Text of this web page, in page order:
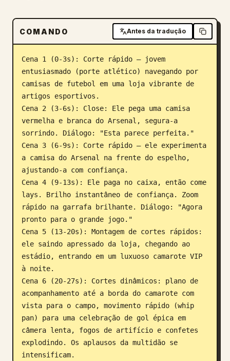
COMANDO Antes da tradução
Cena 1 (0-3s): Corte rápido — jovem
entusiasmado (porte atlético) navegando por
camisas de futebol em uma loja vibrante de
artigos esportivos.
Cena 2 (3-6s): Close: Ele pega uma camisa
vermelha e branca do Arsenal, segura-a
sorrindo. Diálogo: "Esta parece perfeita."
Cena 3 (6-9s): Corte rápido — ele experimenta
a camisa do Arsenal na frente do espelho,
ajustando-a com confiança.
Cena 4 (9-13s): Ele paga no caixa, então come
lays. Brilho instantâneo de confiança. Zoom
rápido na garrafa brilhante. Diálogo: "Agora
pronto para o grande jogo."
Cena 5 (13-20s): Montagem de cortes rápidos:
ele saindo apressado da loja, chegando ao
estádio, entrando em um luxuoso camarote VIP
à noite.
Cena 6 (20-27s): Cortes dinâmicos: plano de
acompanhamento até a borda do camarote com
vista para o campo, movimento rápido (whip
pan) para uma celebração de gol épica em
câmera lenta, fogos de artifício e confetes
explodindo. Os aplausos da multidão se
intensificam.